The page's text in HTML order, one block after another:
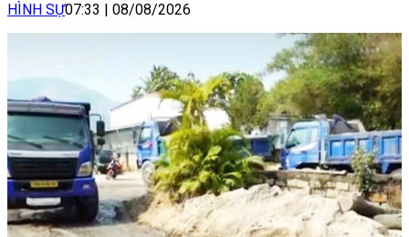
HÌNH SỰ07:33 08/08/2026